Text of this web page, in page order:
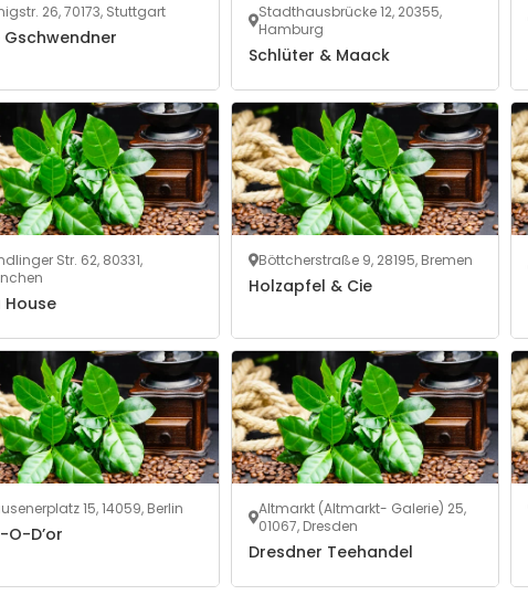
26, 70173, Stuttgart
Gschwendner
Stadthausbrücke 12, 20355,
Hamburg
Schlüter & Maack
Str. 62, 80331,
House
Böttcherstraße 9, 28195, Bremen
Holzapfel & Cie
15, 14059, Berlin
O-D’or
Altmarkt (Altmarkt- Galerie) 25,
01067, Dresden
Dresdner Teehandel